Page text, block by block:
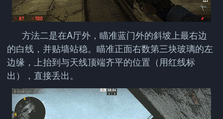
方法二是在A厅外，瞄准蓝门外的斜坡上最右边
的白线，并贴墙站稳。瞄准正面右数第三块玻璃的左
边缘，上抬到与天线顶端齐平的位置（用红线标
出），直接丢出。